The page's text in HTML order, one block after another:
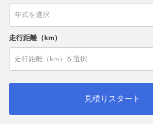
走行距離（km）
見積りスタート